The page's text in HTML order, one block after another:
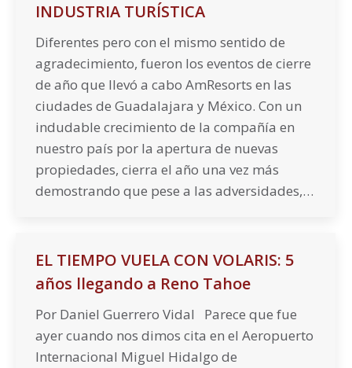
INDUSTRIA TURÍSTICA
Diferentes pero con el mismo sentido de
agradecimiento, fueron los eventos de cierre
de año que llevó a cabo AmResorts en las
ciudades de Guadalajara y México. Con un
indudable crecimiento de la compañía en
nuestro país por la apertura de nuevas
propiedades, cierra el año una vez más
demostrando que pese a las adversidades,…
EL TIEMPO VUELA CON VOLARIS: 5
años llegando a Reno Tahoe
Por Daniel Guerrero Vidal Parece que fue
ayer cuando nos dimos cita en el Aeropuerto
Internacional Miguel Hidalgo de